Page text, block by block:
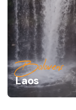
Bolovens
Laos